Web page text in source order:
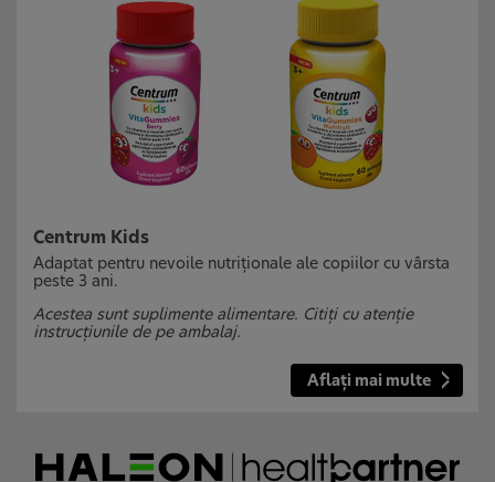
Centrum Kids
Adaptat pentru nevoile nutriționale ale copiilor cu vârsta
peste 3 ani.
Acestea sunt suplimente alimentare. Citiți cu atenție
instrucțiunile de pe ambalaj.
Aflați mai multe